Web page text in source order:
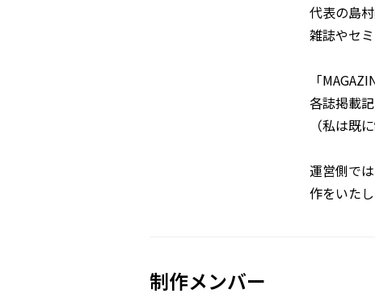
代表の島
雑誌やセ
「
各誌掲載
（私は既
運営側で
作をいたし
制作メンバー